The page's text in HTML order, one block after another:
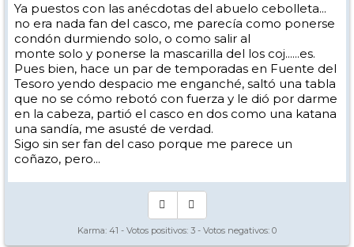
Ya puestos con las anécdotas del abuelo cebolleta...
no era nada fan del casco, me parecía como ponerse
condón durmiendo solo, o como salir al
monte solo y ponerse la mascarilla del los coj......es.
Pues bien, hace un par de temporadas en Fuente del
Tesoro yendo despacio me enganché, saltó una tabla
que no se cómo rebotó con fuerza y le dió por darme
en la cabeza, partió el casco en dos como una katana
una sandía, me asusté de verdad.
Sigo sin ser fan del caso porque me parece un
coñazo, pero...
Karma: 41 - Votos positivos: 3 - Votos negativos: 0